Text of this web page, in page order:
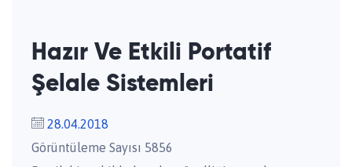
Hazır Ve Etkili Portatif
Şelale Sistemleri
28.04.2018
Görüntüleme Sayısı 5856